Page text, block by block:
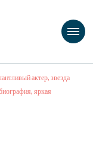
актер, звезда
яркая